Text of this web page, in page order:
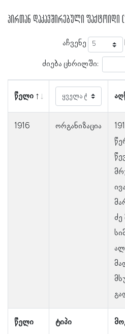
პირთან დაკავშირებული ფაქტოიდი
აჩვენე
ძიება ცხრილში:
წელი
წელი ტიპი
1916 ორგანიზაცია